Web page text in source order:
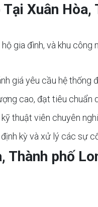
Xuân Hòa,
gia đình, và khu công
giá yêu cầu hệ thống
cao, đạt tiêu chuẩn
thuật viên chuyên
kỳ và xử lý các sự
Thành phố